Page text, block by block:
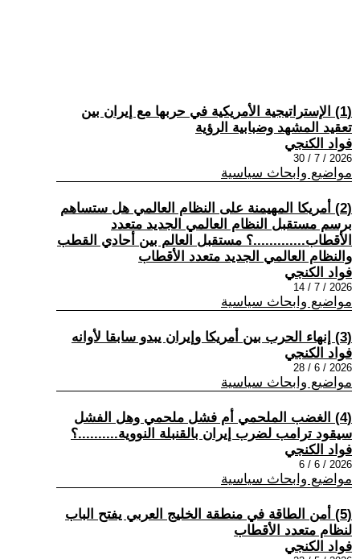
(1) الإستراتيجية الأمريكية في حربها مع إيران بين
تعقيد المشهد وضبابية الرؤية
فواد الكنجي
2026 / 7 / 30
مواضيع وابحاث سياسية
(2) أمريكا المهيمنة على النظام العالمي هل ستساهم
برسم مستقبل النظام العالمي الجديد متعدد
الأقطاب.............؟ مستقبل العالم بين أحادي القطب
والنظام العالمي الجديد متعدد الأقطاب
فواد الكنجي
2026 / 7 / 14
مواضيع وابحاث سياسية
(3) إنهاء الحرب بين أمريكا وإيران يبدو سابقا لأوانه
فواد الكنجي
2026 / 6 / 28
مواضيع وابحاث سياسية
(4) الغضب الملحمي أم فشل ملحمي وهل الفشل
سيقود ترامب لضرب إيران بالقنبلة النووية..........؟
فواد الكنجي
2026 / 6 / 6
مواضيع وابحاث سياسية
(5) أمن الطاقة في منطقة الخليج العربي يفتح الباب
لنظام متعدد الأقطاب
فواد الكنجي